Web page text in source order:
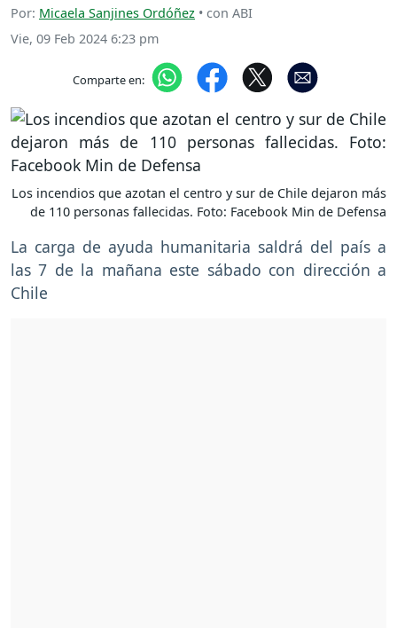
Por: Micaela Sanjines Ordóñez • con ABI
Vie, 09 Feb 2024 6:23 pm
Comparte en:
Los incendios que azotan el centro y sur de Chile dejaron más
de 110 personas fallecidas. Foto: Facebook Min de Defensa
La carga de ayuda humanitaria saldrá del país a
las 7 de la mañana este sábado con dirección a
Chile